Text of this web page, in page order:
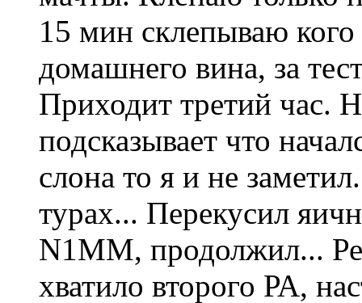
15 мин склепываю
домашнего вина, за
Приходит третий час.
подсказывает что
слона то я и не
турах... Перекусил
N1MM, продолжил...
хватило второго РА,